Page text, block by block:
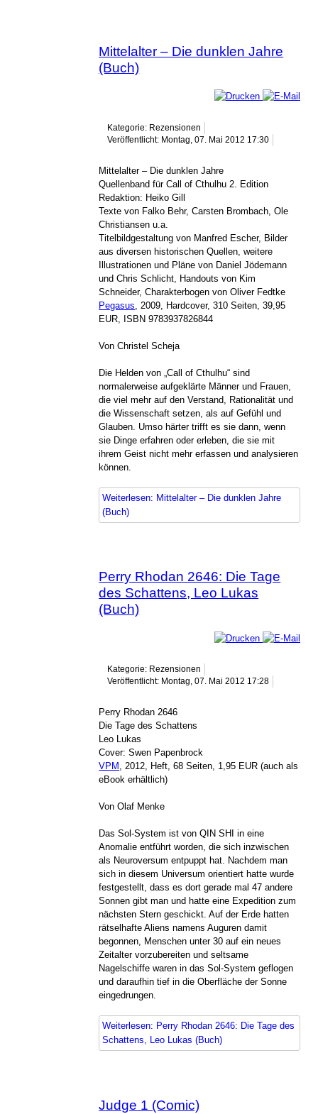
Mittelalter – Die dunklen Jahre
(Buch)
Kategorie: Rezensionen
Veröffentlicht: Montag, 07. Mai 2012 17:30
Mittelalter – Die dunklen Jahre
Quellenband für Call of Cthulhu 2. Edition
Redaktion: Heiko Gill
Texte von Falko Behr, Carsten Brombach, Ole
Christiansen u.a.
Titelbildgestaltung von Manfred Escher, Bilder
aus diversen historischen Quellen, weitere
Illustrationen und Pläne von Daniel Jödemann
und Chris Schlicht, Handouts von Kim
Schneider, Charakterbogen von Oliver Fedtke
Pegasus , 2009, Hardcover, 310 Seiten, 39,95
EUR, ISBN 9783937826844
Von Christel Scheja
Die Helden von „Call of Cthulhu“ sind
normalerweise aufgeklärte Männer und Frauen,
die viel mehr auf den Verstand, Rationalität und
die Wissenschaft setzen, als auf Gefühl und
Glauben. Umso härter trifft es sie dann, wenn
sie Dinge erfahren oder erleben, die sie mit
ihrem Geist nicht mehr erfassen und analysieren
können.
Weiterlesen: Mittelalter – Die dunklen Jahre
(Buch)
Perry Rhodan 2646: Die Tage
des Schattens, Leo Lukas
(Buch)
Kategorie: Rezensionen
Veröffentlicht: Montag, 07. Mai 2012 17:28
Perry Rhodan 2646
Die Tage des Schattens
Leo Lukas
Cover: Swen Papenbrock
VPM
, 2012, Heft, 68 Seiten, 1,95 EUR (auch als
eBook erhältlich)
Von Olaf Menke
Das Sol-System ist von QIN SHI in eine
Anomalie entführt worden, die sich inzwischen
als Neuroversum entpuppt hat. Nachdem man
sich in diesem Universum orientiert hatte wurde
festgestellt, dass es dort gerade mal 47 andere
Sonnen gibt man und hatte eine Expedition zum
nächsten Stern geschickt. Auf der Erde hatten
rätselhafte Aliens namens Auguren damit
begonnen, Menschen unter 30 auf ein neues
Zeitalter vorzubereiten und seltsame
Nagelschiffe waren in das Sol-System geflogen
und daraufhin tief in die Oberfläche der Sonne
eingedrungen.
Weiterlesen: Perry Rhodan 2646: Die Tage des
Schattens, Leo Lukas (Buch)
Judge 1 (Comic)